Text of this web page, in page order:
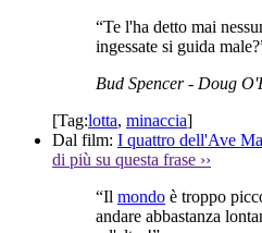
“Te l'ha detto mai
ingessate si guida
Bud Spencer- Doug
[Tag:lotta, minaccia]
Dal film: I quattro dell'Ave
di più su questa frase ››
“Il mondo è troppo
andare abbastanza